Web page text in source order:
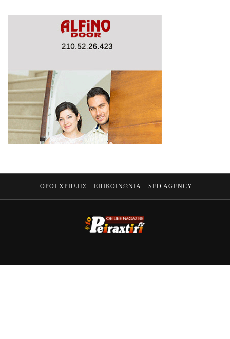
ΟΡΟΙ ΧΡΗΣΗΣ ΕΠΙΚΟΙΝΩΝΙΑ SEO AGENCY